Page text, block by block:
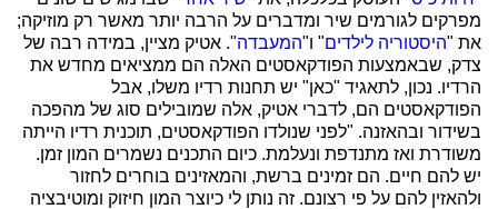
מפרקים לגורמים שיר ומדברים על הרבה יותר מאשר רק מוזיקה;
את "היסטוריה לילדים" ו"המעבדה". אטיק מציין, במידה רבה של
צדק, שבאמצעות הפודקאסטים האלה הם ממציאים מחדש את
הרדיו. נכון, לתאגיד "כאן" יש תחנות רדיו משלו, אבל
הפודקאסטים הם, לדברי אטיק, אלה שמובילים סוג של מהפכה
בשידור ובהאזנה. "לפני שנולדו הפודקאסטים, תוכנית רדיו הייתה
משודרת ואז מתנדפת ונעלמת. כיום התכנים נשמרים המון זמן.
יש להם חיים. הם זמינים ברשת, והמאזינים בוחרים לחזור
ולהאזין להם על פי רצונם. זה נותן לי כיוצר המון חיזוק ומוטיבציה